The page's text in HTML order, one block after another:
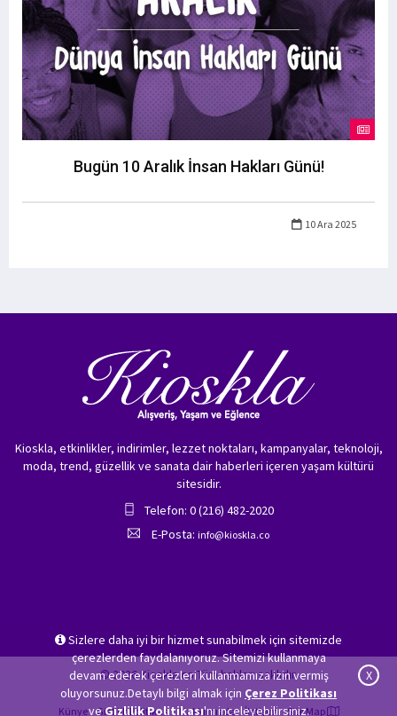
Bugün 10 Aralık İnsan Hakları Günü!
10 Ara 2025
Sizlere daha iyi bir hizmet sunabilmek için sitemizde
çerezlerden faydalanıyoruz. Sitemizi kullanmaya
devam ederek çerezleri kullanmamıza izin vermiş
oluyorsunuz.Detaylı bilgi almak için Çerez Politikası
veGizlilik Politikası'nı inceleyebilirsiniz.
X
Kioskla, etkinlikler, indirimler, lezzet noktaları, kampanyalar, teknoloji,
moda, trend, güzellik ve sanata dair haberleri içeren yaşam kültürü
sitesidir.
Telefon: 0 (216) 482-2020
E-Posta: info@kioskla.co
© 2026 Kioskla.co Tüm hakları saklıdır.
Künye Gizlilik Politikası Hakkımızda İletişim Site Map